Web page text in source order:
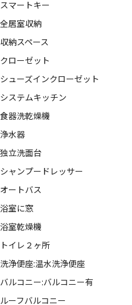
スマートキー
全居室収納
収納スペース
クローゼット
シューズインクローゼット
システムキッチン
食器洗乾燥機
浄水器
独立洗面台
シャンプードレッサー
オートバス
浴室に窓
浴室乾燥機
トイレ２ヶ所
洗浄便座:温水洗浄便座
バルコニー:バルコニー有
ルーフバルコニー